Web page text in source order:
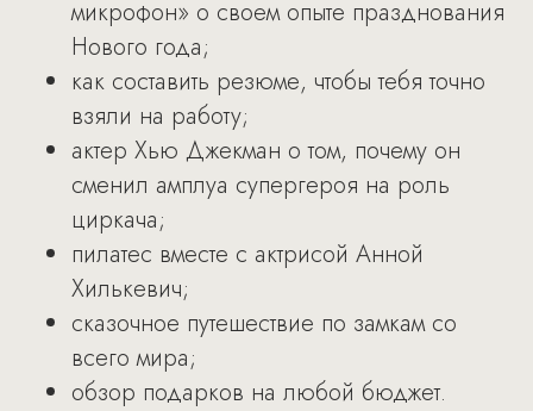
микрофон» о своем опыте празднования
Нового года;
как составить резюме, чтобы тебя точно
взяли на работу;
актер Хью Джекман о том, почему он
сменил амплуа супергероя на роль
циркача;
пилатес вместе с актрисой Анной
Хилькевич;
сказочное путешествие по замкам со
всего мира;
обзор подарков на любой бюджет.